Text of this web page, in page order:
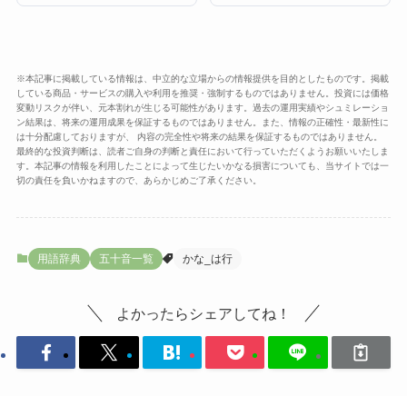
※本記事に掲載している情報は、中立的な立場からの情報提供を目的としたものです。掲載
している商品・サービスの購入や利用を推奨・強制するものではありません。投資には価格
変動リスクが伴い、元本割れが生じる可能性があります。過去の運用実績やシュミレーショ
ン結果は、将来の運用成果を保証するものではありません。また、情報の正確性・最新性に
は十分配慮しておりますが、 内容の完全性や将来の結果を保証するものではありません。
最終的な投資判断は、読者ご自身の判断と責任において行っていただくようお願いいたしま
す。本記事の情報を利用したことによって生じたいかなる損害についても、当サイトでは一
切の責任を負いかねますので、あらかじめご了承ください。
用語辞典 五十音一覧 かな_は行
よかったらシェアしてね！